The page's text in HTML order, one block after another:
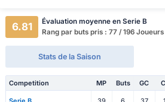
6.81
Évaluation moyenne en Serie B
Rang par buts pris : 77 / 196 Joueurs
Stats de la Saison
Competition MP Buts GC